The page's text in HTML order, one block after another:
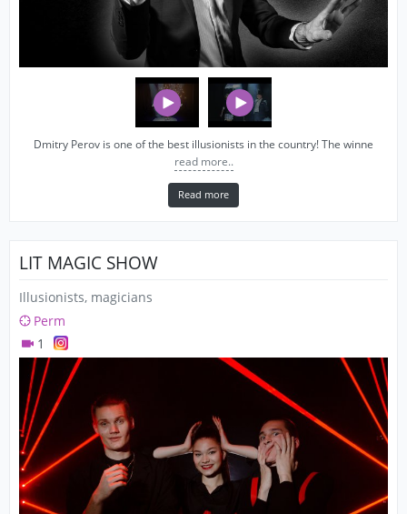
Dmitry Perov is one of the best illusionists in the country! The winne
read more..
Read more
LIT MAGIC SHOW
Illusionists, magicians
Perm
1